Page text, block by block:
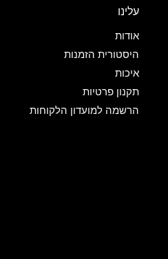
עלינו
אודות
היסטורית הזמנות
איכות
תקנון פרטיות
הרשמה למועדון הלקוחות